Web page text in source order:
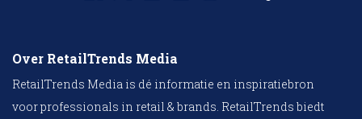
Over RetailTrends Media
RetailTrends Media is dé informatie en inspiratiebron
voor professionals in retail & brands. RetailTrends biedt